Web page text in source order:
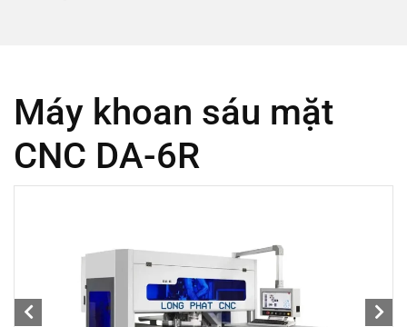
Máy khoan sáu mặt
CNC DA-6R